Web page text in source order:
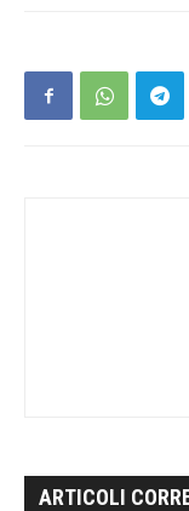
ARTICOLI